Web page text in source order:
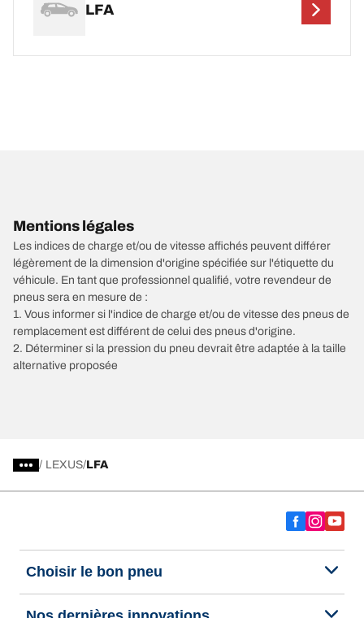
LFA
Mentions légales
Les indices de charge et/ou de vitesse affichés peuvent différer
légèrement de la dimension d'origine spécifiée sur l'étiquette du
véhicule. En tant que professionnel qualifié, votre revendeur de
pneus sera en mesure de :
1. Vous informer si l'indice de charge et/ou de vitesse des pneus de
remplacement est différent de celui des pneus d'origine.
2. Déterminer si la pression du pneu devrait être adaptée à la taille
alternative proposée
/ LEXUS LFA
Choisir le bon pneu